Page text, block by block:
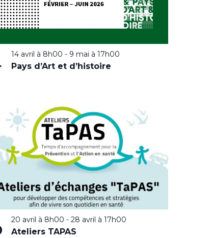
14 avril à 8h00 - 9 mai à 17h00
Pays d’Art et d’histoire
20 avril à 8h00 - 28 avril à 17h00
Ateliers TAPAS